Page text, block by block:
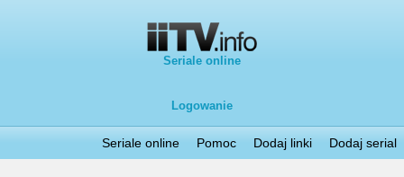
Seriale online
Logowanie
Seriale online Pomoc Dodaj linki Dodaj serial